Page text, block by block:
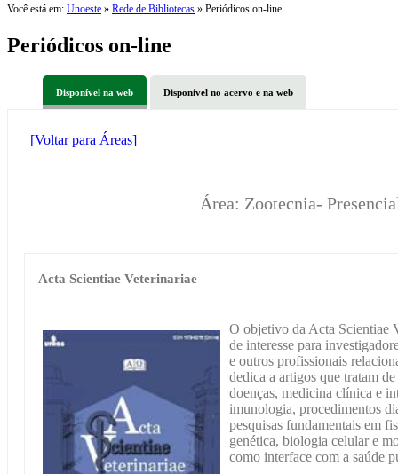
Você está em: Unoeste » Rede de Bibliotecas » Periódicos on-line
Periódicos on-line
Disponível na web Disponível no acervo e na web
[Voltar para Áreas]
Área: Zootecnia-
Acta Scientiae Veterinariae
O objetivo da Acta Scientiae
de interesse para
e outros profissionais
dedica a artigos que tratam
doenças, medicina clínica e
imunologia, procedimentos
pesquisas fundamentais em
genética, biologia celular e
como interface com a saúde